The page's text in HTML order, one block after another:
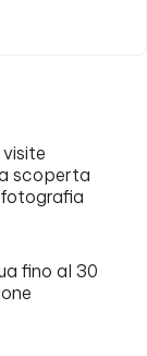
scoperta
fino al 30